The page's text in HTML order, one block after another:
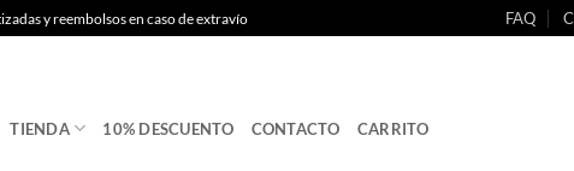
y reembolsos en caso de extravío FAQ
TIENDA 10% DESCUENTO CONTACTO CARRITO